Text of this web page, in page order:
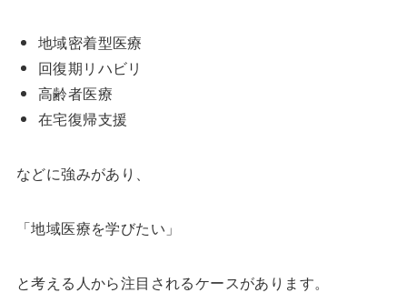
地域密着型医療
回復期リハビリ
高齢者医療
在宅復帰支援
などに強みがあり、
「地域医療を学びたい」
と考える人から注目されるケースがあります。